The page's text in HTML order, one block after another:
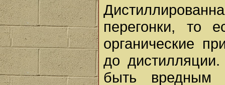
перегонки, то
органические
до
быть вредным